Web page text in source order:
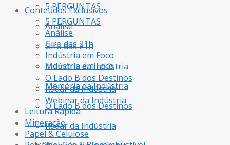
5 PERGUNTAS
Análise
Giro das 21h
Indústria em Foco
Memória da Indústria
O Lado B dos Destinos
Radar da Indústria
Conteúdos Exclusivos
5 PERGUNTAS
Análise
Giro das 21h
Indústria em Foco
Memória da Indústria
O Lado B dos Destinos
Radar da Indústria
Webinar da Indústria
Leitura Rápida
Mineração
Papel & Celulose